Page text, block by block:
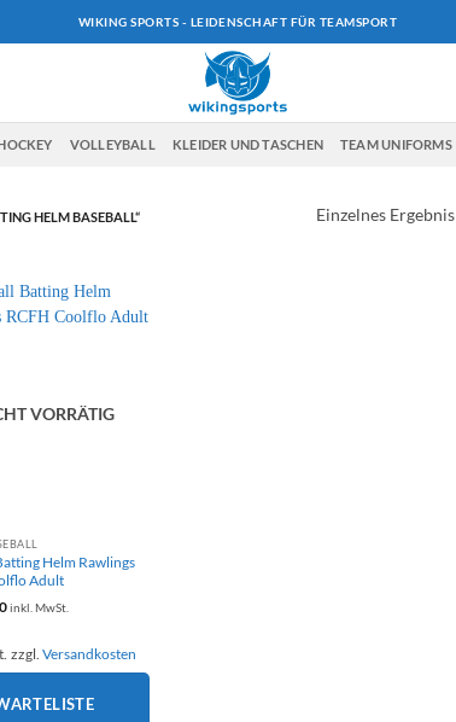
WIKING SPORTS - LEIDENSCHAFT FÜR TEAMSPORT
VOLLEYBALL KLEIDER UND TASCHEN TEAM UNIFORMS
HELM BASEBALL“ Einzelnes
VORRÄTIG
Helm Rawlings
Adult
inkl. MwSt.
zzgl.Versandkosten